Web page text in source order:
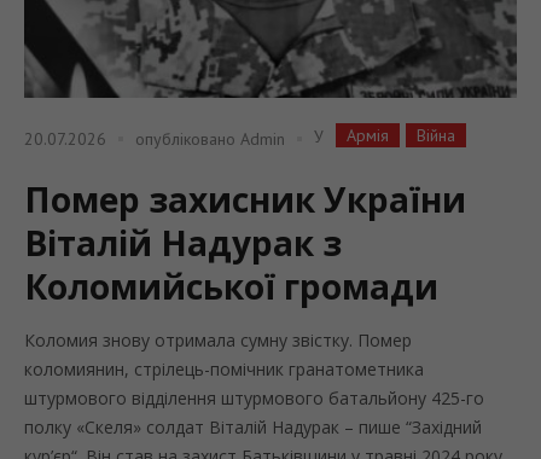
20.07.2026 опубліковано Admin У Армія Війна
Помер захисник України
Віталій Надурак з
Коломийської громади
Коломия знову отримала сумну звістку. Помер
коломиянин, стрілець-помічник гранатометника
штурмового відділення штурмового батальйону 425-го
полку «Скеля» солдат Віталій Надурак – пише “Західний